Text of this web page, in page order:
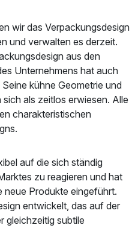
wir das Verpackungsdesign
und verwalten es derzeit.
aus den
Unternehmens hat auch
kühne Geometrie und
als zeitlos erwiesen. Alle
charakteristischen
auf die sich ständig
zu reagieren und hat
neue Produkte eingeführt.
entwickelt, das auf der
gleichzeitig subtile